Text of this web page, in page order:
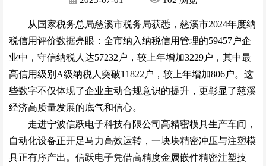
从国家税务总局慈溪市税务局获悉，慈溪市2024年度纳
税信用评价数据亮眼：全市纳入纳税信用管理的59457户企
业中，守信纳税人达57232户，较上年增加3229户，其中最
高信用级别A级纳税人突破11822户，较上年增加806户。这
些数字不仅体现了企业主动合规意识的提升，更彰显了慈溪
经济高质量发展的底气和信心。
走进宁波信跃电子科技有限公司高精密模具生产车间，
自动化设备正开足马力高效运转，一块块精密冲压与注塑模
具正有序产出。信跃电子凭借高精度金属嵌件精密注塑技